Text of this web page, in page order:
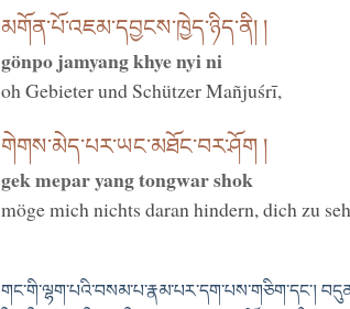
མགོན་པོ་འཇམ་དབྱངས་ཁྱེད་ཉིད་ནི། །
gönpo jamyang khye nyi ni
oh Gebieter und Schützer Mañjuśrī,
གེགས་མེད་པར་ཡང་མཐོང་བར་ཤོག །
gek mepar yang tongwar shok
möge mich nichts daran hindern, dich zu
གང་གི་ལྷག་པའི་བསམ་པ་རྣམ་པར་དག་པས་གཅིག་དང༌།